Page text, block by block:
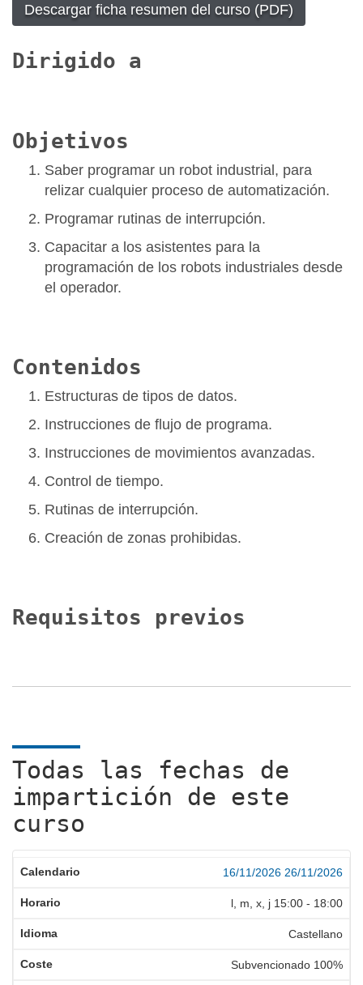
Descargar ficha resumen del curso (PDF)
Dirigido a
Objetivos
Saber programar un robot industrial, para
relizar cualquier proceso de automatización.
Programar rutinas de interrupción.
Capacitar a los asistentes para la
programación de los robots industriales desde
el operador.
Contenidos
Estructuras de tipos de datos.
Instrucciones de flujo de programa.
Instrucciones de movimientos avanzadas.
Control de tiempo.
Rutinas de interrupción.
Creación de zonas prohibidas.
Requisitos previos
Todas las fechas de
impartición de este
curso
16/11/2026 26/11/2026
l, m, x, j 15:00 - 18:00
Castellano
Subvencionado 100%